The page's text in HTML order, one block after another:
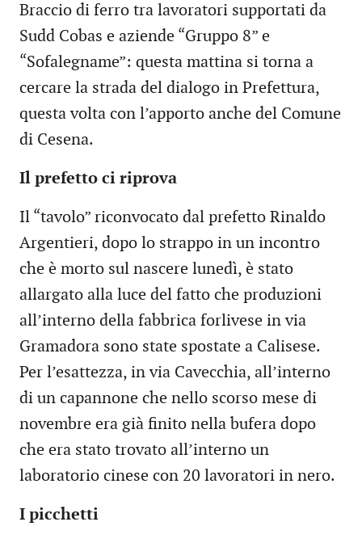
Braccio di ferro tra lavoratori supportati da
Sudd Cobas e aziende “Gruppo 8” e
“Sofalegname”: questa mattina si torna a
cercare la strada del dialogo in Prefettura,
questa volta con l’apporto anche del Comune
di Cesena.
Il prefetto ci riprova
Il “tavolo” riconvocato dal prefetto Rinaldo
Argentieri, dopo lo strappo in un incontro
che è morto sul nascere lunedì, è stato
allargato alla luce del fatto che produzioni
all’interno della fabbrica forlivese in via
Gramadora sono state spostate a Calisese.
Per l’esattezza, in via Cavecchia, all’interno
di un capannone che nello scorso mese di
novembre era già finito nella bufera dopo
che era stato trovato all’interno un
laboratorio cinese con 20 lavoratori in nero.
I picchetti